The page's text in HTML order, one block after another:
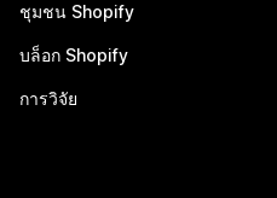
ชุมชน Shopify
บล็อก Shopify
การวิจัย